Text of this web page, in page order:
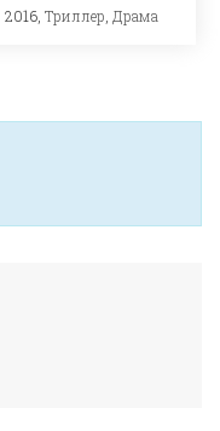
2016, Триллер Драма